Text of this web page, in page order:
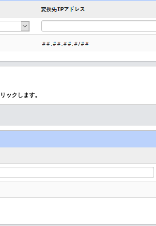
ックします。